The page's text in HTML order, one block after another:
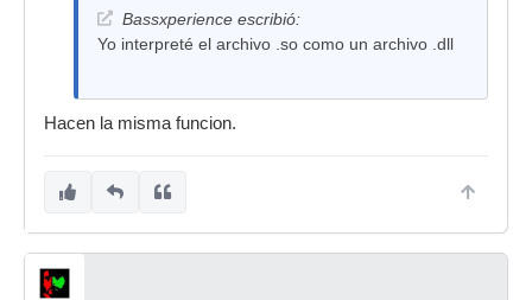
Bassxperience escribió:
Yo interpreté el archivo .so como un archivo .dll
Hacen la misma funcion.